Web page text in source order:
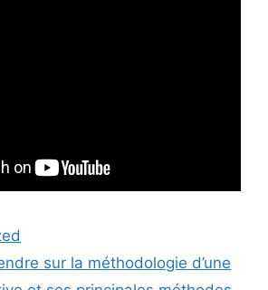
sur la méthodologie d’une